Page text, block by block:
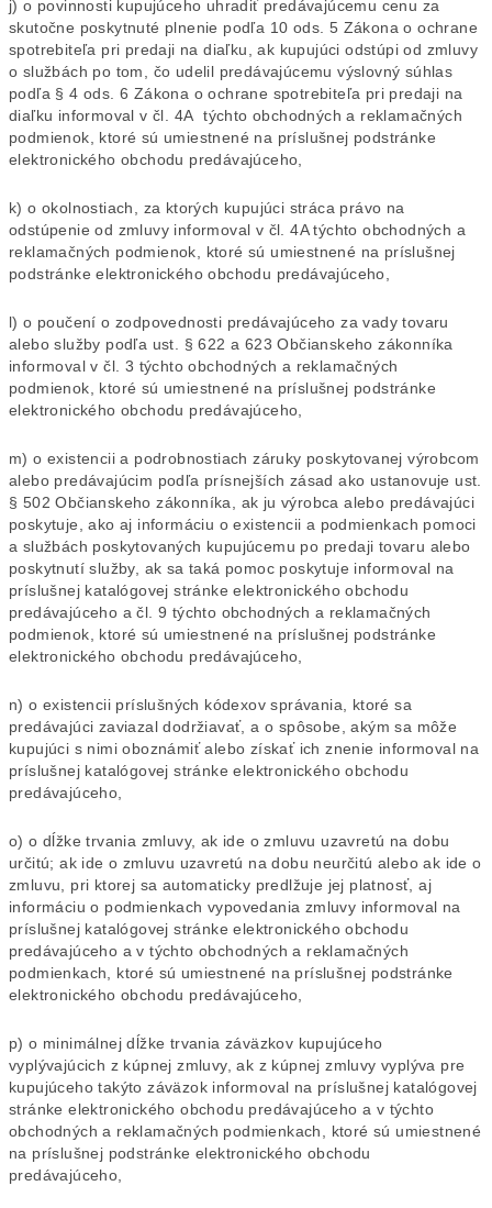
j) o povinnosti kupujúceho uhradiť predávajúcemu cenu za
skutočne poskytnuté plnenie podľa 10 ods. 5 Zákona o ochrane
spotrebiteľa pri predaji na diaľku, ak kupujúci odstúpi od zmluvy
o službách po tom, čo udelil predávajúcemu výslovný súhlas
podľa § 4 ods. 6 Zákona o ochrane spotrebiteľa pri predaji na
diaľku informoval v čl. 4A týchto obchodných a reklamačných
podmienok, ktoré sú umiestnené na príslušnej podstránke
elektronického obchodu predávajúceho,
k) o okolnostiach, za ktorých kupujúci stráca právo na
odstúpenie od zmluvy informoval v čl. 4A týchto obchodných a
reklamačných podmienok, ktoré sú umiestnené na príslušnej
podstránke elektronického obchodu predávajúceho,
l) o poučení o zodpovednosti predávajúceho za vady tovaru
alebo služby podľa ust. § 622 a 623 Občianskeho zákonníka
informoval v čl. 3 týchto obchodných a reklamačných
podmienok, ktoré sú umiestnené na príslušnej podstránke
elektronického obchodu predávajúceho,
m) o existencii a podrobnostiach záruky poskytovanej výrobcom
alebo predávajúcim podľa prísnejších zásad ako ustanovuje ust.
§ 502 Občianskeho zákonníka, ak ju výrobca alebo predávajúci
poskytuje, ako aj informáciu o existencii a podmienkach pomoci
a službách poskytovaných kupujúcemu po predaji tovaru alebo
poskytnutí služby, ak sa taká pomoc poskytuje informoval na
príslušnej katalógovej stránke elektronického obchodu
predávajúceho a čl. 9 týchto obchodných a reklamačných
podmienok, ktoré sú umiestnené na príslušnej podstránke
elektronického obchodu predávajúceho,
n) o existencii príslušných kódexov správania, ktoré sa
predávajúci zaviazal dodržiavať, a o spôsobe, akým sa môže
kupujúci s nimi oboznámiť alebo získať ich znenie informoval na
príslušnej katalógovej stránke elektronického obchodu
predávajúceho,
o) o dĺžke trvania zmluvy, ak ide o zmluvu uzavretú na dobu
určitú; ak ide o zmluvu uzavretú na dobu neurčitú alebo ak ide o
zmluvu, pri ktorej sa automaticky predlžuje jej platnosť, aj
informáciu o podmienkach vypovedania zmluvy informoval na
príslušnej katalógovej stránke elektronického obchodu
predávajúceho a v týchto obchodných a reklamačných
podmienkach, ktoré sú umiestnené na príslušnej podstránke
elektronického obchodu predávajúceho,
p) o minimálnej dĺžke trvania záväzkov kupujúceho
vyplývajúcich z kúpnej zmluvy, ak z kúpnej zmluvy vyplýva pre
kupujúceho takýto záväzok informoval na príslušnej katalógovej
stránke elektronického obchodu predávajúceho a v týchto
obchodných a reklamačných podmienkach, ktoré sú umiestnené
na príslušnej podstránke elektronického obchodu
predávajúceho,